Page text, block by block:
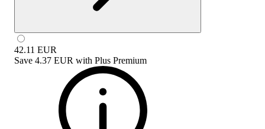
42.11 EUR
Save 4.37 EUR with Plus Premium